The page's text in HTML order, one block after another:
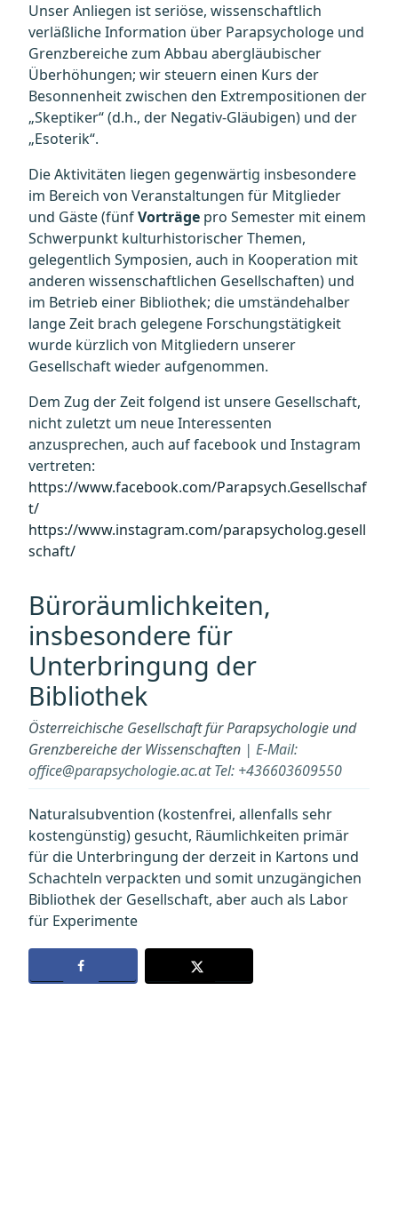
Unser Anliegen ist seriöse, wissenschaftlich
verläßliche Information über Parapsychologe und
Grenzbereiche zum Abbau abergläubischer
Überhöhungen; wir steuern einen Kurs der
Besonnenheit zwischen den Extrempositionen der
„Skeptiker“ (d.h., der Negativ-Gläubigen) und der
„Esoterik“.
Die Aktivitäten liegen gegenwärtig insbesondere
im Bereich von Veranstaltungen für Mitglieder
und Gäste (fünfVorträge pro Semester mit einem
Schwerpunkt kulturhistorischer Themen,
gelegentlich Symposien, auch in Kooperation mit
anderen wissenschaftlichen Gesellschaften) und
im Betrieb einer Bibliothek; die umständehalber
lange Zeit brach gelegene Forschungstätigkeit
wurde kürzlich von Mitgliedern unserer
Gesellschaft wieder aufgenommen.
Dem Zug der Zeit folgend ist unsere Gesellschaft,
nicht zuletzt um neue Interessenten
anzusprechen, auch auf facebook und Instagram
vertreten:
https://www.facebook.com/Parapsych.Gesellschaf
t/
https://www.instagram.com/parapsycholog.gesell
schaft/
Büroräumlichkeiten,
insbesondere für
Unterbringung der
Bibliothek
Österreichische Gesellschaft für Parapsychologie und
Grenzbereiche der Wissenschaften | E-Mail:
office@parapsychologie.ac.at Tel: +436603609550
Naturalsubvention (kostenfrei, allenfalls sehr
kostengünstig) gesucht, Räumlichkeiten primär
für die Unterbringung der derzeit in Kartons und
Schachteln verpackten und somit unzugängichen
Bibliothek der Gesellschaft, aber auch als Labor
für Experimente